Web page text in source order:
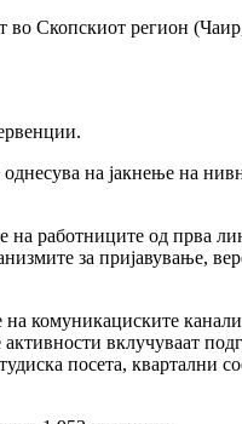
во Скопскиот регион
на јакнење на
на работниците од
за пријавување,
комуникациските
вклучуваат
посета,